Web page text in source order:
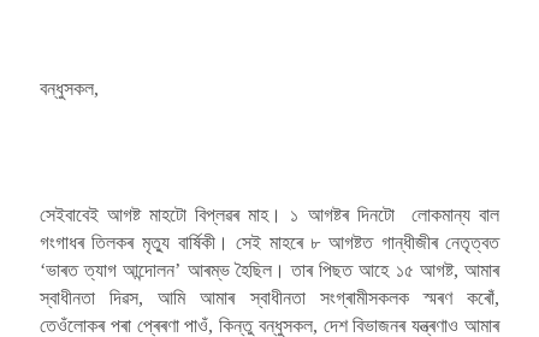
বন্ধুসকল,
সেইবাবেই আগষ্ট মাহটো বিপ্লৱৰ মাহ। ১ আগষ্টৰ দিনটো লোকমান্য বাল
গংগাধৰ তিলকৰ মৃত্যু বাৰ্ষিকী। সেই মাহৰে ৮ আগষ্টত গান্ধীজীৰ নেতৃত্বত
‘ভাৰত ত্যাগ আন্দোলন’ আৰম্ভ হৈছিল। তাৰ পিছত আহে ১৫ আগষ্ট, আমাৰ
স্বাধীনতা দিৱস, আমি আমাৰ স্বাধীনতা সংগ্ৰামীসকলক স্মৰণ কৰোঁ,
তেওঁলোকৰ পৰা প্ৰেৰণা পাওঁ, কিন্তু বন্ধুসকল, দেশ বিভাজনৰ যন্ত্ৰণাও আমাৰ